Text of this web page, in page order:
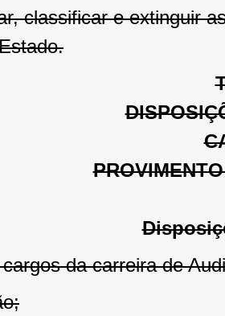
classificar e extinguir
da carreira de